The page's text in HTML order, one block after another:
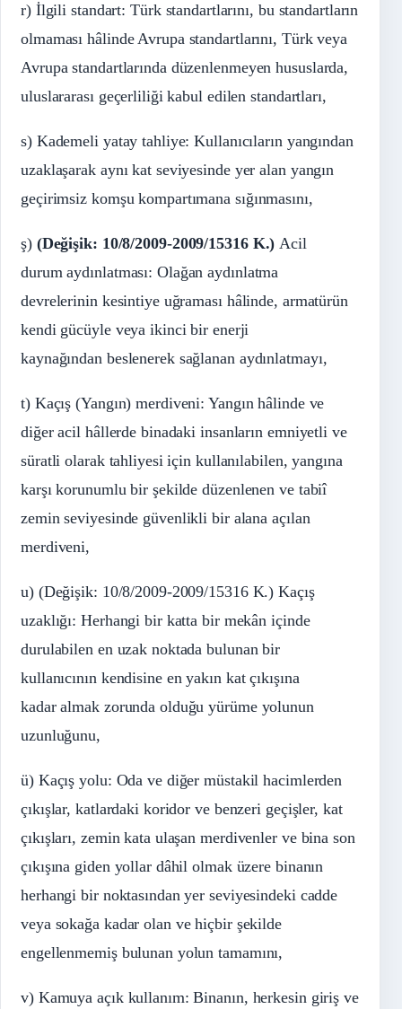
r) İlgili standart: Türk standartlarını, bu standartların
olmaması hâlinde Avrupa standartlarını, Türk veya
Avrupa standartlarında düzenlenmeyen hususlarda,
uluslararası geçerliliği kabul edilen standartları,
s) Kademeli yatay tahliye: Kullanıcıların yangından
uzaklaşarak aynı kat seviyesinde yer alan yangın
geçirimsiz komşu kompartımana sığınmasını,
ş) (Değişik: 10/8/2009-2009/15316 K.) Acil
durum aydınlatması: Olağan aydınlatma
devrelerinin kesintiye uğraması hâlinde, armatürün
kendi gücüyle veya ikinci bir enerji
kaynağından beslenerek sağlanan aydınlatmayı,
t) Kaçış (Yangın) merdiveni: Yangın hâlinde ve
diğer acil hâllerde binadaki insanların emniyetli ve
süratli olarak tahliyesi için kullanılabilen, yangına
karşı korunumlu bir şekilde düzenlenen ve tabiî
zemin seviyesinde güvenlikli bir alana açılan
merdiveni,
u) (Değişik: 10/8/2009-2009/15316 K.) Kaçış
uzaklığı: Herhangi bir katta bir mekân içinde
durulabilen en uzak noktada bulunan bir
kullanıcının kendisine en yakın kat çıkışına
kadar almak zorunda olduğu yürüme yolunun
uzunluğunu,
ü) Kaçış yolu: Oda ve diğer müstakil hacimlerden
çıkışlar, katlardaki koridor ve benzeri geçişler, kat
çıkışları, zemin kata ulaşan merdivenler ve bina son
çıkışına giden yollar dâhil olmak üzere binanın
herhangi bir noktasından yer seviyesindeki cadde
veya sokağa kadar olan ve hiçbir şekilde
engellenmemiş bulunan yolun tamamını,
v) Kamuya açık kullanım: Binanın, herkesin giriş ve